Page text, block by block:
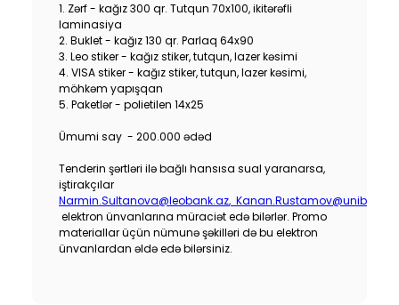
Tariflər
İnsan Resursları
Əlaqə və təkliflər
1. Zərf - kağız 300 qr. Tutqun 70x100, ikitərəfli
laminasiya
2. Buklet - kağız 130 qr. Parlaq 64x90
3. Leo stiker - kağız stiker, tutqun, lazer kəsimi
4. VISA stiker - kağız stiker, tutqun, lazer kəsimi,
möhkəm yapışqan
5. Paketlər - polietilen 14x25
Ümumi say - 200.000 ədəd
Tenderin şərtləri ilə bağlı hansısa sual yaranarsa,
iştirakçılar
Narmin.Sultanova@leobank.az,
elektron ünvanlarına müraciət edə bilərlər. Promo
materiallar üçün nümunə şəkilləri də bu elektron
ünvanlardan əldə edə bilərsiniz.